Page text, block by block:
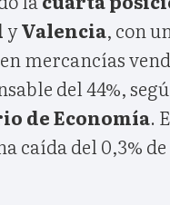
yValencia, con
en mercancías
del 44%,
de Economía.
caída del 0,3%